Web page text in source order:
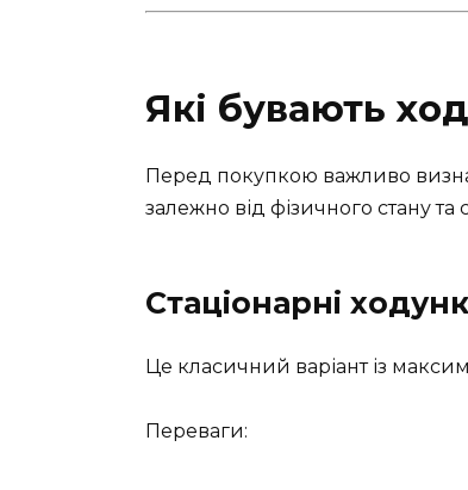
Які бувають
Перед покупкою важливо
залежно від фізичного стану
Стаціонарні
Це класичний варіант із
Переваги: